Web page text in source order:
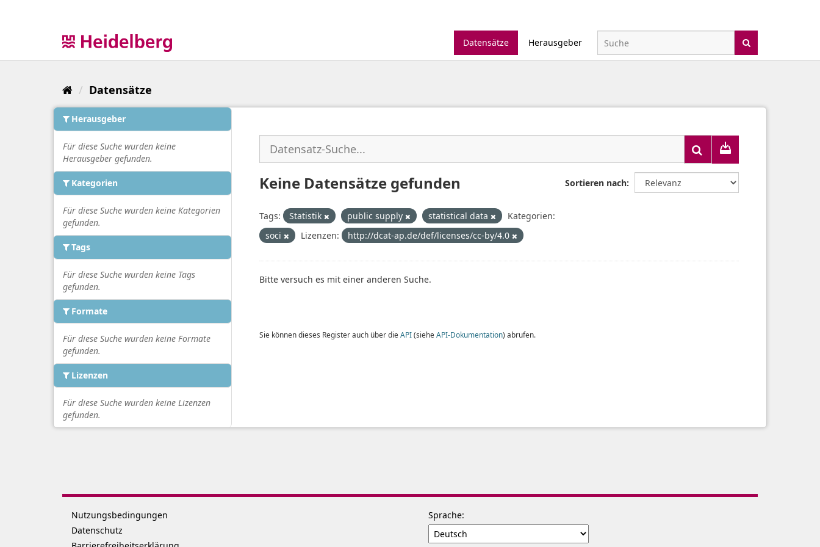
Datensätze
Herausgeber
Datensätze
Herausgeber
Für diese Suche wurden keine
Herausgeber gefunden.
Kategorien
Für diese Suche wurden keine Kategorien
gefunden.
Tags
Für diese Suche wurden keine Tags
gefunden.
Formate
Für diese Suche wurden keine Formate
gefunden.
Lizenzen
Für diese Suche wurden keine Lizenzen
gefunden.
Sortieren nach
Keine Datensätze gefunden
Tags: Statistik public supply statistical data
Kategorien:
soci
Lizenzen: http://dcat-ap.de/def/licenses/cc-by/4.0
Bitte versuch es mit einer anderen Suche.
Sie können dieses Register auch über die API(siehe API-Dokumentation) abrufen.
Nutzungsbedingungen
Datenschutz
Sprache